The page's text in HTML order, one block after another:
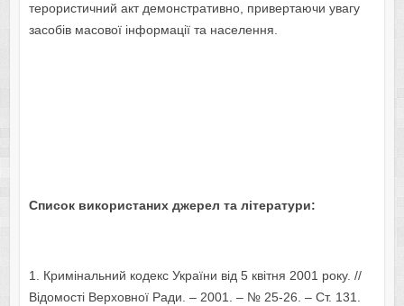
терористичний акт демонстративно, привертаючи увагу
засобів масової інформації та населення.
Список використаних джерел та літератури:
1. Кримінальний кодекс України від 5 квітня 2001 року. //
Відомості Верховної Ради. – 2001. – № 25-26. – Ст. 131.